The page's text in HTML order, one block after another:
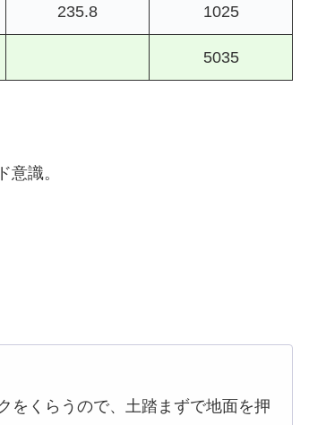
235.8 1025
5035
識。
をくらうので、土踏まずで地面を押